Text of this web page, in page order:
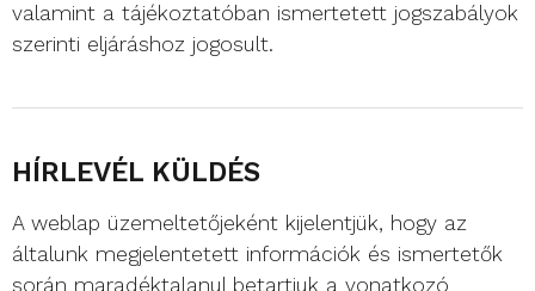
valamint a tájékoztatóban ismertetett jogszabályok
szerinti eljáráshoz jogosult.
HÍRLEVÉL KÜLDÉS
A weblap üzemeltetőjeként kijelentjük, hogy az
általunk megjelentetett információk és ismertetők
során maradéktalanul betartjuk a vonatkozó